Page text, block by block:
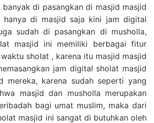
banyak di pasangkan di masjid masjid
hanya di masjid saja kini jam digital
sudah di pasangkan di musholla,
masjid ini memiliki berbagai fitur
sholat , karena itu masjid masjid
jam digital sholat masjid
mereka, karena sudah seperti yang
masjid dan musholla merupakan
bagi umat muslim, maka dari
masjid ini sangat di butuhkan oleh